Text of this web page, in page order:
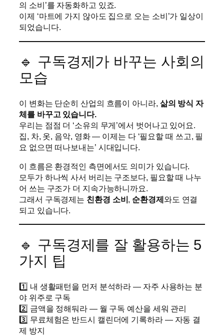
의 소비’를 자동화하고 있죠.
이제 ‘마트에 가지 않아도 집으로 오는 소비’가 일상이
되었습니다.
🔹 구독경제가 바꾸는 사회의
모습
이 변화는 단순히 산업의 흐름이 아니라, 삶의 방식 자
체를 바꾸고 있습니다.
우리는 점점 더 ‘소유의 무게’에서 벗어나고 있어요.
집, 차, 옷, 음악, 영화 — 이제는 다 ‘필요할 때 쓰고, 필
요 없으면 떠나보내는’ 시대입니다.
이 흐름은 환경적인 측면에서도 의미가 있습니다.
모두가 하나씩 사서 버리는 구조보다, 필요할 때 나누
어 쓰는 구조가 더 지속가능하니까요.
그래서 구독경제는 친환경 소비, 순환경제와도 연결
되고 있습니다.
🔹 구독경제를 잘 활용하는 5
가지 팁
1️⃣ 내 생활패턴을 먼저 분석하라 — 자주 사용하는 분
야 위주로 구독
2️⃣ 금액을 정해둬라 — 월 구독 예산을 세워 관리
3️⃣ 무료체험은 반드시 캘린더에 기록하라 — 자동 결
제 방지